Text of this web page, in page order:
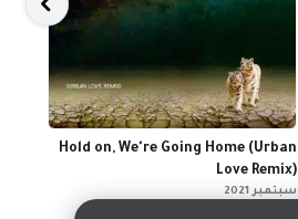
Hold on, We're Going Home (Urban
Love Remix)
سبتمبر 2021